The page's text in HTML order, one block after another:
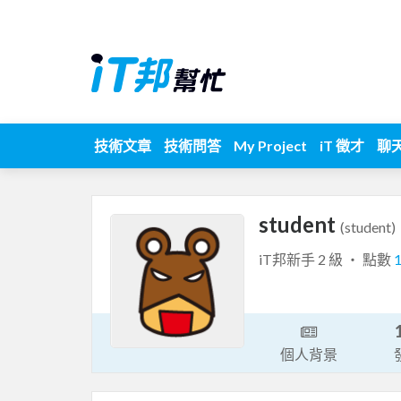
技術文章 技術問答 My Project iT 徵才 聊
student (student)
iT邦新手 2 級 ‧ 點數
個人背景